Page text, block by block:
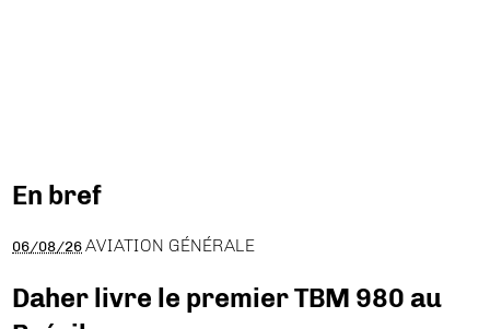
En bref
06/08/26 AVIATION GÉNÉRALE
Daher livre le premier TBM 980 au